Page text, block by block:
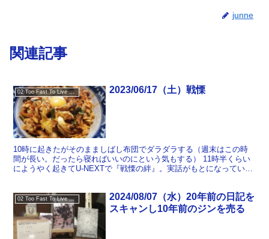
junne
関連記事
02 Too Fast To Live Too Young To Die 2023/06/17（土）戦慄
10時に起きたがそのまましばし布団でダラダラする（週末はこの時
間が長い。だったら寝ればいいのにという気もする） 11時半くらい
にようやく起きてU-NEXTで『戦慄の絆』。実話がもとになっている
02 Too Fast To Live Too Young To Die
2024/08/07（水）20年前の日記を
スキャンし10年前のジンを売る